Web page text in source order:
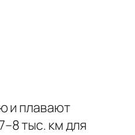
и плавают
тыс. км для